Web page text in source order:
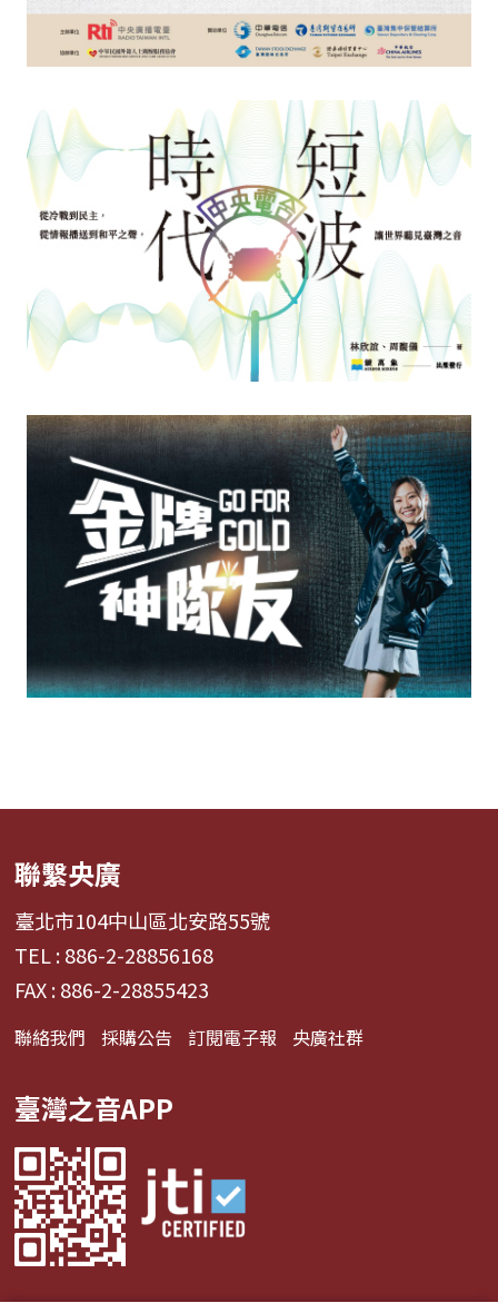
聯繫央廣
臺北市104中山區北安路55號
TEL : 886-2-28856168
FAX : 886-2-28855423
聯絡我們 採購公告 訂閱電子報 央廣社群
臺灣之音APP